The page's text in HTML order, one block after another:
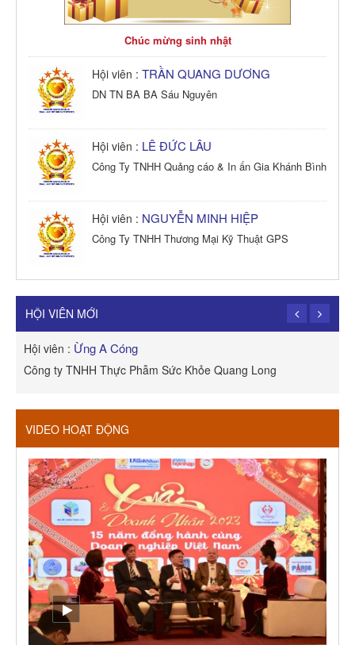
Chúc mừng sinh nhật
Hội viên : TRẦN QUANG DƯƠNG
DN TN BA BA Sáu Nguyên
Hội viên : LÊ ĐỨC LÂU
Công Ty TNHH Quảng cáo & In ấn Gia Khánh Bình
Hội viên : NGUYỄN MINH HIỆP
Công Ty TNHH Thương Mại Kỹ Thuật GPS
Công Ty TNHH Dịch vụ Cuộc Sống Hạnh Phúc
HỘI VIÊN MỚI
Hội viên : Ừng A Cóng
Công ty TNHH Thực Phẫm Sức Khỏe Quang Long
VIDEO HOẠT ĐỘNG